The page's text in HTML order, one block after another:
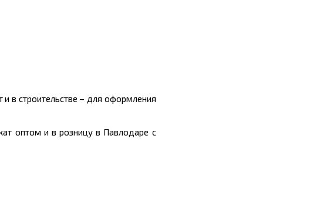
в строительстве – для оформления
оптом и в розницу в Павлодаре с